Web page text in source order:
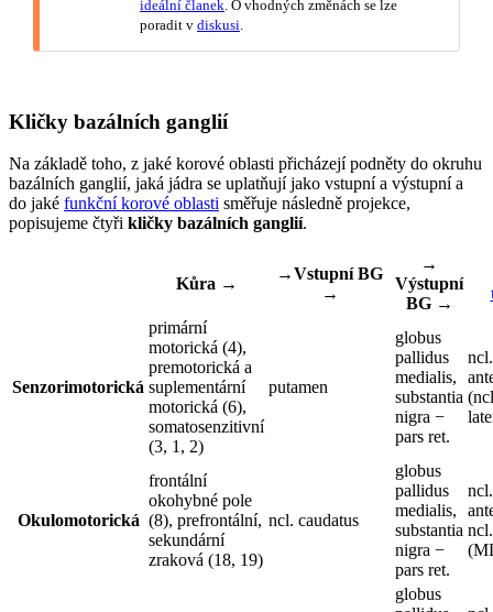
ideální članek . O vhodných změnách se lze
poradit v diskusi
Kličky bazálních ganglií
Na základě toho, z jaké korové oblasti přicházejí podněty do okruhu
bazálních ganglií, jaká jádra se uplatňují jako vstupní a výstupní a
do jaké funkční korové oblasti směřuje následně projekce,
popisujeme čtyři kličky bazálních ganglií.
Kůra →
→Vstupní BG
→
→
Výstupní
BG →
Senzorimotorická
primární
motorická (4),
premotorická a
suplementární
motorická (6),
somatosenzitivní
(3, 1, 2)
putamen
globus
pallidus
medialis,
substantia
nigra −
pars ret.
Okulomotorická
frontální
okohybné pole
(8), prefrontální,
sekundární
zraková (18, 19)
ncl. caudatus
globus
pallidus
medialis,
substantia
nigra −
pars ret.
globus